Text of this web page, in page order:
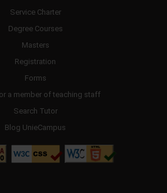
Service Charter
Degree Courses
Masters
Registration
Forms
a member of teaching staff
Search Tutor
Blog UnieCampus